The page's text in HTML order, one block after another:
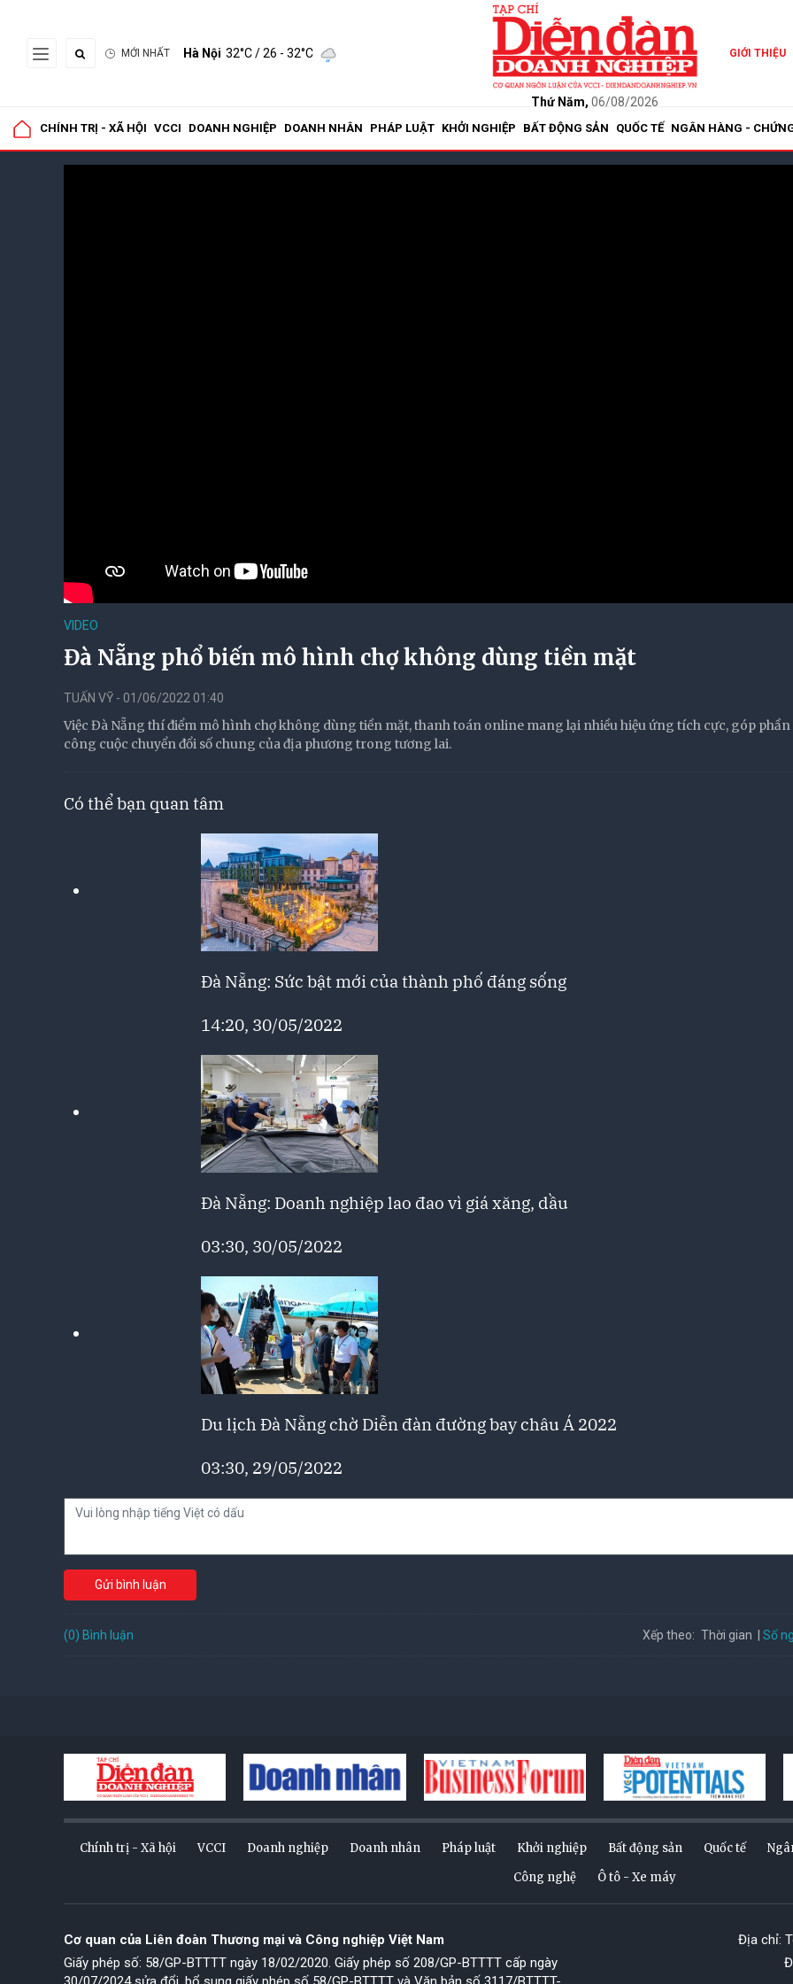
MỚI NHẤT Hà Nội 32°C/ 26 - 32°C
Thứ Năm, 06/08/2026
GIỚI THIỆU
CHÍNH TRỊ - XÃ HỘI VCCI DOANH NGHIỆP DOANH NHÂN PHÁP LUẬT KHỞI NGHIỆP BẤT ĐỘNG SẢN QUỐC TẾ NGÂN HÀNG -
VIDEO
Đà Nẵng phổ biến mô hình chợ không dùng tiền mặt
TUẤN VỸ - 01/06/2022 01:40
Việc Đà Nẵng thí điểm mô hình chợ không dùng tiền mặt, thanh toán online mang lại nhiều hiệu ứng tích cực, góp phần
công cuộc chuyển đổi số chung của địa phương trong tương lai.
Có thể bạn quan tâm
Đà Nẵng: Sức bật mới của thành phố đáng sống
14:20, 30/05/2022
Đà Nẵng: Doanh nghiệp lao đao vì giá xăng, dầu
03:30, 30/05/2022
Du lịch Đà Nẵng chờ Diễn đàn đường bay châu Á 2022
03:30, 29/05/2022
Gửi bình luận
(0) Bình luận Xếp theo: Thời gian Số
Chính trị - Xã hội VCCI Doanh nghiệp Doanh nhân Pháp luật Khởi nghiệp Bất động sản Quốc tế
Công nghệ
Ô tô - Xe máy
Cơ quan của Liên đoàn Thương mại và Công nghiệp Việt Nam
Giấy phép số: 58/GP-BTTTT ngày 18/02/2020. Giấy phép số 208/GP-BTTTT cấp ngày
Địa chỉ: